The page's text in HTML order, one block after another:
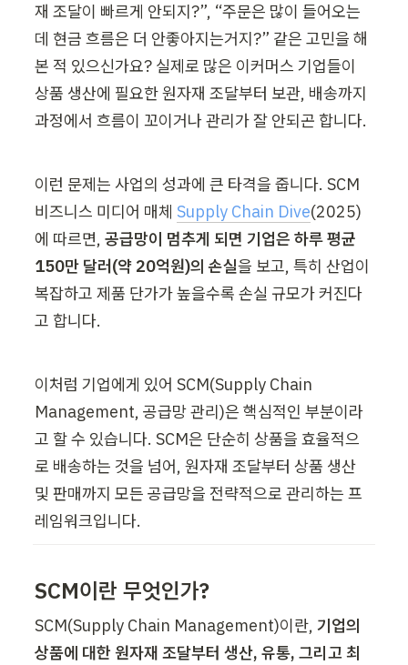
재 조달이 빠르게 안되지?”, “주문은 많이 들어오는
데 현금 흐름은 더 안좋아지는거지?” 같은 고민을 해
본 적 있으신가요? 실제로 많은 이커머스 기업들이
상품 생산에 필요한 원자재 조달부터 보관, 배송까지
과정에서 흐름이 꼬이거나 관리가 잘 안되곤 합니다.
이런 문제는 사업의 성과에 큰 타격을 줍니다. SCM
비즈니스 미디어 매체 Supply Chain Dive(2025)
에 따르면, 공급망이 멈추게 되면 기업은 하루 평균
150만 달러(약 20억원)의 손실을 보고, 특히 산업이
복잡하고 제품 단가가 높을수록 손실 규모가 커진다
고 합니다.
이처럼 기업에게 있어 SCM(Supply Chain
Management, 공급망 관리)은 핵심적인 부분이라
고 할 수 있습니다. SCM은 단순히 상품을 효율적으
로 배송하는 것을 넘어, 원자재 조달부터 상품 생산
및 판매까지 모든 공급망을 전략적으로 관리하는 프
레임워크입니다.
SCM이란 무엇인가?
SCM(Supply Chain Management)이란, 기업의
상품에 대한 원자재 조달부터 생산, 유통, 그리고 최